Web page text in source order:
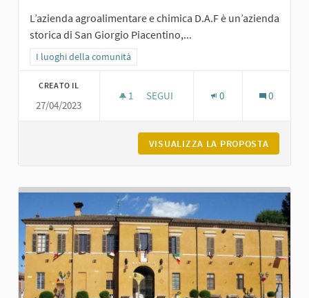
L’azienda agroalimentare e chimica D.A.F è un’azienda
storica di San Giorgio Piacentino,...
Filtra i risultati per categoria: I luoghi della comunità
I luoghi della comunità
CREATO IL
27/04/2023
1 1 SOSTENITORI
SEGUI 0 0
VISUALIZZA LA PROPOSTA